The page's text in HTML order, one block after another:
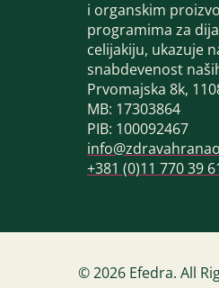
i organskim
programima za
celijakiju, ukazuje
snabdevenost
Prvomajska 8k,
MB: 17303864
PIB: 100092467
+381 (0)11 770 39
© 2026 Efedra. All